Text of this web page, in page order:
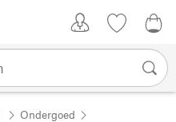
Ondergoed